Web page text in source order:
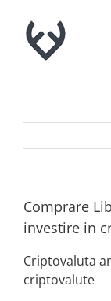
content
Comprare
investire in
Criptovaluta
criptovalute